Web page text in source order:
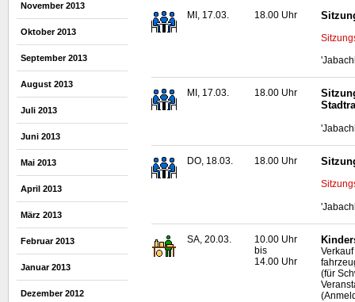
November 2013
Oktober 2013
September 2013
August 2013
Juli 2013
Juni 2013
Mai 2013
April 2013
März 2013
Februar 2013
Januar 2013
Dezember 2012
MI, 17.03. 18.00 Uhr
MI, 17.03. 18.00 Uhr
DO, 18.03. 18.00 Uhr
SA, 20.03.
10.00 Uhr
bis
14.00 Uhr
(für